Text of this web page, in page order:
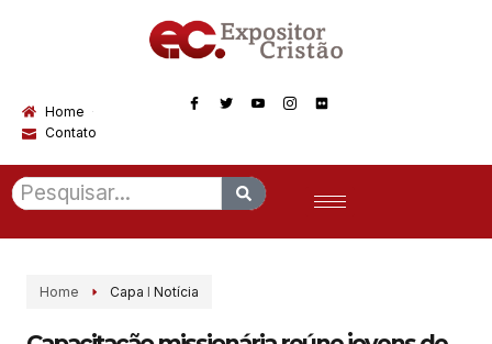
Home
Contato
Home Capa I Notícia